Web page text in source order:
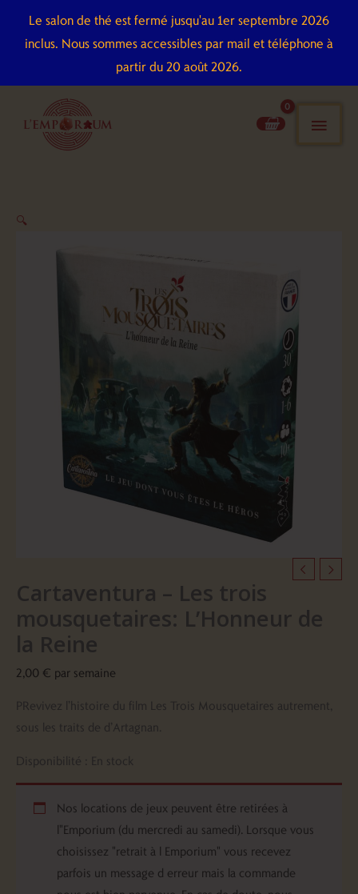
Le salon de thé est fermé jusqu'au 1er septembre 2026
inclus. Nous sommes accessibles par mail et téléphone à
partir du 20 août 2026.
contenu
🔍
Cartaventura – Les trois
mousquetaires: L’Honneur de
la Reine
2,00 € par semaine
PRevivez l’histoire du film Les Trois Mousquetaires autrement,
sous les traits de d’Artagnan.
Disponibilité : En stock
Nos locations de jeux peuvent être retirées à
l"Emporium (du mercredi au samedi). Lorsque vous
choisissez "retrait à l Emporium" vous recevez
parfois un message d erreur mais la commande
quantité